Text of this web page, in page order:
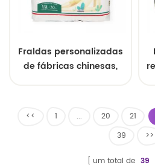
Fraldas personalizadas
de fábricas chinesas,
para bebês
<< 1 ... 20 21
39
>>
um total de 39